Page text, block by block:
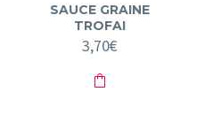
SAUCE GRAINE
TROFAI
3,70€